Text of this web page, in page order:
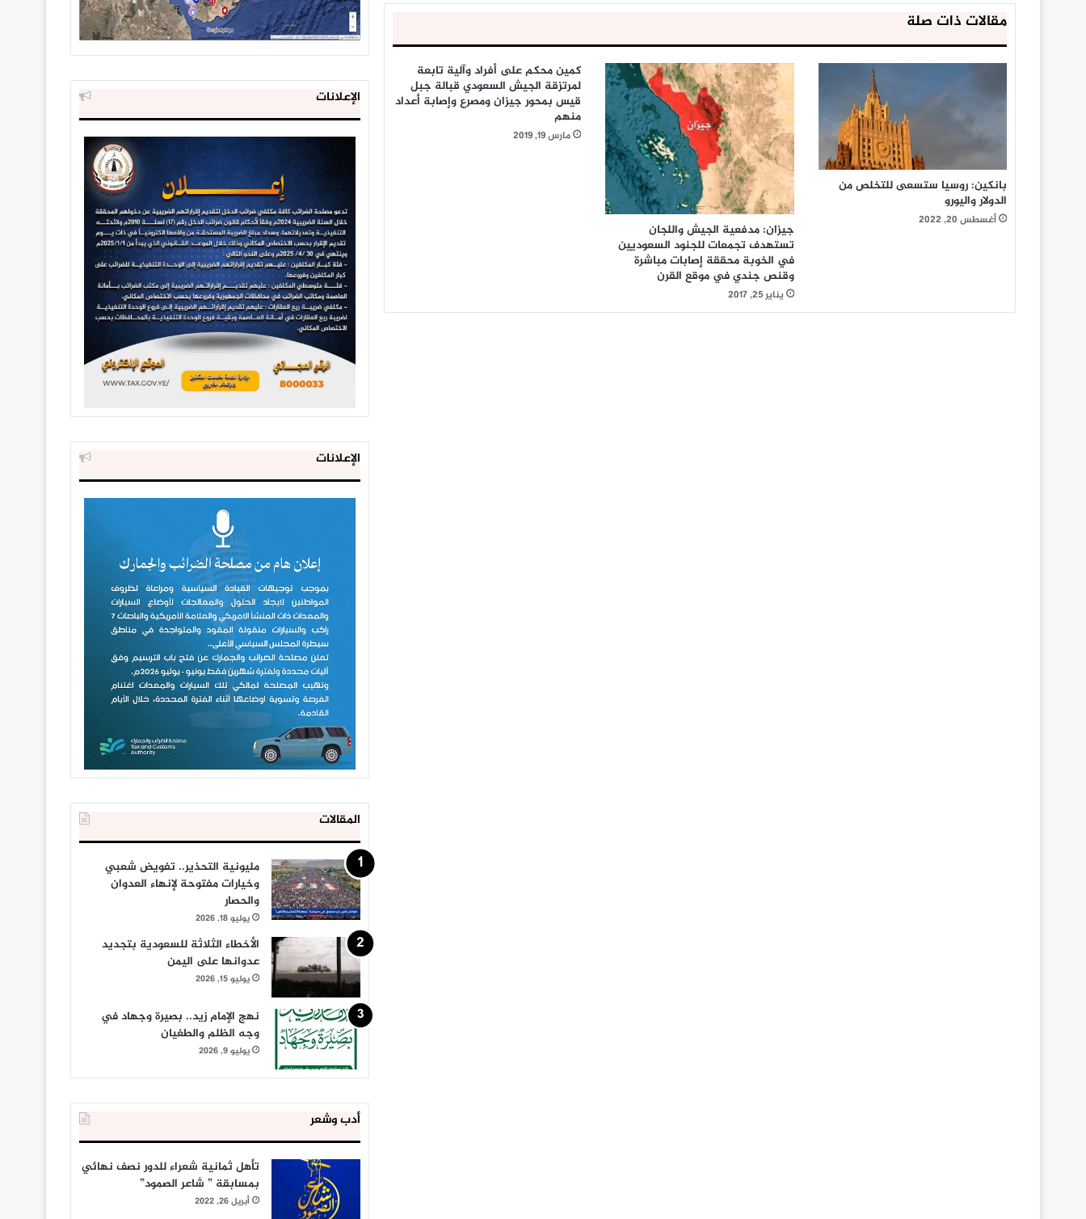
مقالات ذات صلة
بانكين: روسيا ستسعى للتخلص من
الدولار واليورو
أغسطس 20, 2022
جيزان: مدفعية الجيش واللجان
تستهدف تجمعات للجنود السعوديين
في الخوبة محققة إصابات مباشرة
وقنص جندي في موقع القرن
يناير 25, 2017
كمين محكم على أفراد وآلية تابعة
لمرتزقة الجيش السعودي قبالة جبل
قيس بمحور جيزان ومصرع وإصابة أعداد
منهم
مارس 19, 2019
الإعلانات
الإعلانات
المقالات
مليونية التحذير.. تفويض شعبي
وخيارات مفتوحة لإنهاء العدوان
والحصار
يوليو 18, 2026
الأخطاء الثلاثة للسعودية بتجديد
عدوانها على اليمن
يوليو 15, 2026
نهج الإمام زيد.. بصيرة وجهاد في
وجه الظلم والطغيان
يوليو 9, 2026
أدب وشعر
تأهل ثمانية شعراء للدور نصف نهائي
بمسابقة ” شاعر الصمود”
أبريل 26, 2022